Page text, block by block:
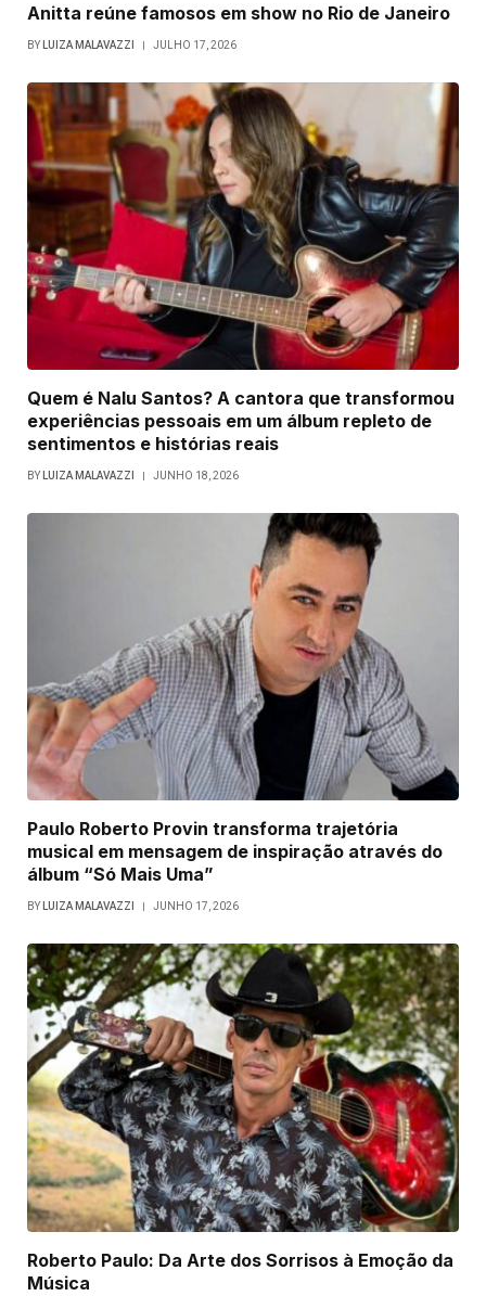
Anitta reúne famosos em show no Rio de Janeiro
BY LUIZA MALAVAZZI JULHO 17, 2026
Quem é Nalu Santos? A cantora que transformou
experiências pessoais em um álbum repleto de
sentimentos e histórias reais
BY LUIZA MALAVAZZI JUNHO 18, 2026
Paulo Roberto Provin transforma trajetória
musical em mensagem de inspiração através do
álbum “Só Mais Uma”
BY LUIZA MALAVAZZI JUNHO 17, 2026
Roberto Paulo: Da Arte dos Sorrisos à Emoção da
Música